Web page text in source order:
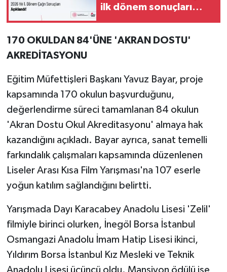
ilk dönem sonuçları
170 OKULDAN 84'ÜNE 'AKRAN DOSTU'
AKREDİTASYONU
Eğitim Müfettişleri Başkanı Yavuz Bayar, proje
kapsamında 170 okulun başvurduğunu,
değerlendirme süreci tamamlanan 84 okulun
'Akran Dostu Okul Akreditasyonu' almaya hak
kazandığını açıkladı. Bayar ayrıca, sanat temelli
farkındalık çalışmaları kapsamında düzenlenen
Liseler Arası Kısa Film Yarışması'na 107 eserle
yoğun katılım sağlandığını belirtti.
Yarışmada Dayı Karacabey Anadolu Lisesi 'Zelil'
filmiyle birinci olurken, İnegöl Borsa İstanbul
Osmangazi Anadolu İmam Hatip Lisesi ikinci,
Yıldırım Borsa İstanbul Kız Mesleki ve Teknik